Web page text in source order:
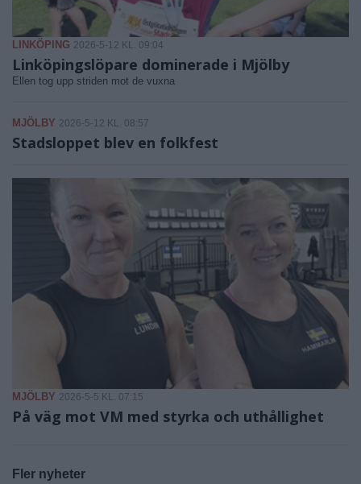
LINKÖPING 2026-5-12 KL. 09:04
Linköpingslöpare dominerade i Mjölby
Ellen tog upp striden mot de vuxna
MJÖLBY 2026-5-12 KL. 08:57
Stadsloppet blev en folkfest
MJÖLBY 2026-5-5 KL. 07:15
På väg mot VM med styrka och uthållighet
Fler nyheter